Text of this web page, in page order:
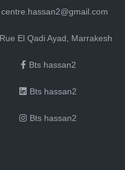
centre.hassan2@gmail.com
Rue El Qadi Ayad, Marrakesh
Bts hassan2
Bts hassan2
Bts hassan2